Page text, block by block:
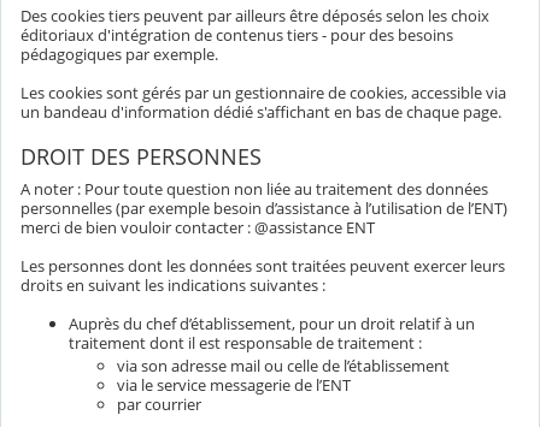
Des cookies tiers peuvent par ailleurs être déposés selon les choix
éditoriaux d'intégration de contenus tiers - pour des besoins
pédagogiques par exemple.
Les cookies sont gérés par un gestionnaire de cookies, accessible via
un bandeau d'information dédié s'affichant en bas de chaque page.
DROIT DES PERSONNES
A noter : Pour toute question non liée au traitement des données
personnelles (par exemple besoin d’assistance à l’utilisation de l’ENT)
merci de bien vouloir contacter : @assistance ENT
Les personnes dont les données sont traitées peuvent exercer leurs
droits en suivant les indications suivantes :
Auprès du chef d’établissement, pour un droit relatif à un
traitement dont il est responsable de traitement :
via son adresse mail ou celle de l’établissement
via le service messagerie de l’ENT
par courrier